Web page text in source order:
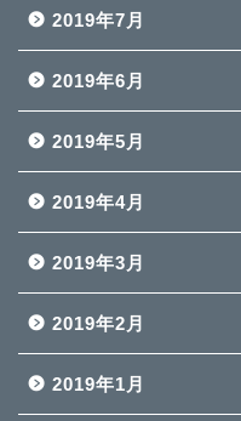
2019年7月
2019年6月
2019年5月
2019年4月
2019年3月
2019年2月
2019年1月